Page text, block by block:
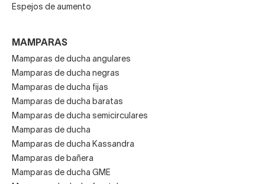
Espejos de aumento
MAMPARAS
Mamparas de ducha angulares
Mamparas de ducha negras
Mamparas de ducha fijas
Mamparas de ducha baratas
Mamparas de ducha semicirculares
Mamparas de ducha
Mamparas de ducha Kassandra
Mamparas de bañera
Mamparas de ducha GME